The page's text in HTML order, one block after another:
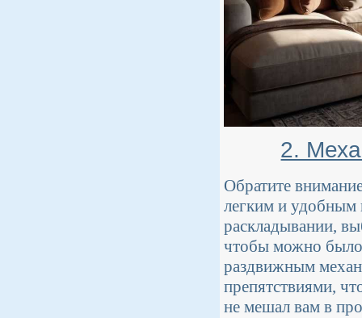
2.
Обратите
легким и удобным
раскладывании,
чтобы можно было
раздвижным
препятствиями,
не мешал вам в